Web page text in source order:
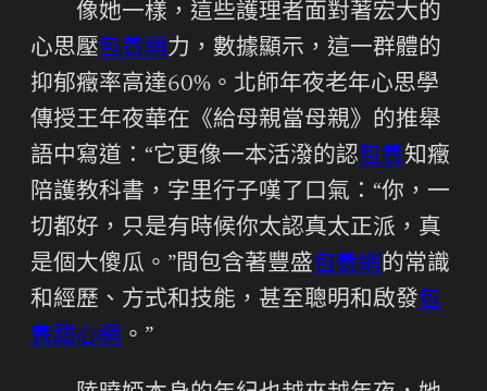
像她一樣，這些護理者面對著宏大的
心思壓包養網力，數據顯示，這一群體的
抑郁癥率高達60%。北師年夜老年心思學
傳授王年夜華在《給母親當母親》的推舉
語中寫道：“它更像一本活潑的認包養知癥
陪護教科書，字里行子嘆了口氣：“你，一
切都好，只是有時候你太認真太正派，真
是個大傻瓜。”間包含著豐盛包養網的常識
和經歷、方式和技能，甚至聰明和啟發包
養甜心網 。”